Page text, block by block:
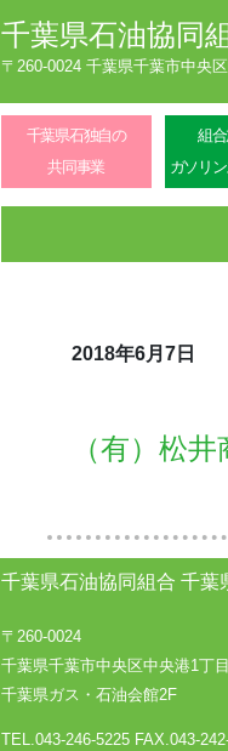
千葉県石油協同
〒260-0024 千葉県千葉市中央
千葉県石独自の
共同事業
組
ガソリ
2018年6月7日
（有）松井
千葉県石油協同組合 千葉
〒260-0024
千葉県千葉市中央区中央港1丁
千葉県ガス・石油会館2F
TEL.043-246-5225 FAX.043-